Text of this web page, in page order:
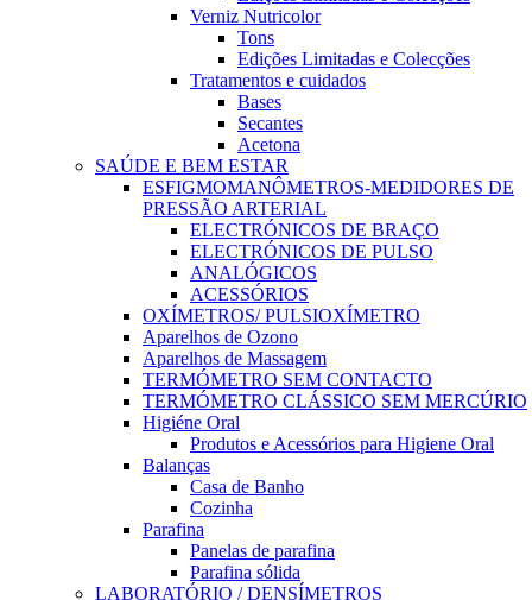
Verniz Nutricolor
Tons
Edições Limitadas e Colecções
Tratamentos e cuidados
Bases
Secantes
Acetona
SAÚDE E BEM ESTAR
ESFIGMOMANÔMETROS-MEDIDORES DE
PRESSÃO ARTERIAL
ELECTRÓNICOS DE BRAÇO
ELECTRÓNICOS DE PULSO
ANALÓGICOS
ACESSÓRIOS
OXÍMETROS/ PULSIOXÍMETRO
Aparelhos de Ozono
Aparelhos de Massagem
TERMÓMETRO SEM CONTACTO
TERMÓMETRO CLÁSSICO SEM MERCÚRIO
Higiéne Oral
Produtos e Acessórios para Higiene Oral
Balanças
Casa de Banho
Cozinha
Parafina
Panelas de parafina
Parafina sólida
LABORATÓRIO / DENSÍMETROS